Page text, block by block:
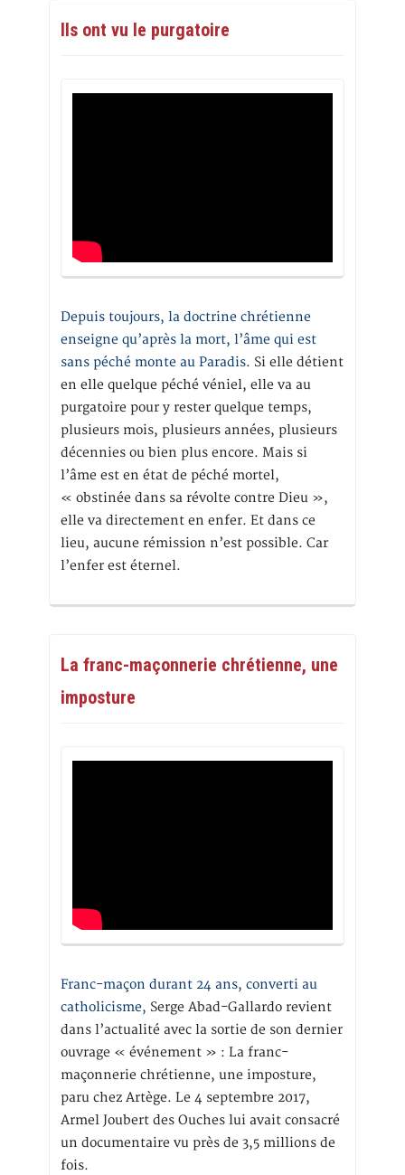
Ils ont vu le purgatoire
Depuis toujours, la doctrine chrétienne
enseigne qu’après la mort, l’âme qui est
sans péché monte au Paradis. Si elle détient
en elle quelque péché véniel, elle va au
purgatoire pour y rester quelque temps,
plusieurs mois, plusieurs années, plusieurs
décennies ou bien plus encore. Mais si
l’âme est en état de péché mortel,
« obstinée dans sa révolte contre Dieu »,
elle va directement en enfer. Et dans ce
lieu, aucune rémission n’est possible. Car
l’enfer est éternel.
La franc-maçonnerie chrétienne, une
imposture
Franc-maçon durant 24 ans, converti au
catholicisme, Serge Abad-Gallardo revient
dans l’actualité avec la sortie de son dernier
ouvrage « événement » : La franc-
maçonnerie chrétienne, une imposture,
paru chez Artège. Le 4 septembre 2017,
Armel Joubert des Ouches lui avait consacré
un documentaire vu près de 3,5 millions de
fois.